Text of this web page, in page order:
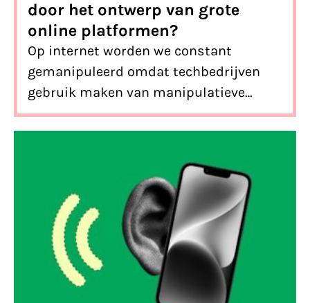
door het ontwerp van grote
online platformen?
Op internet worden we constant
gemanipuleerd omdat techbedrijven
gebruik maken van manipulatieve
designtrucs. We leggen je uit wat
deceptive patterns zijn, waarom ze